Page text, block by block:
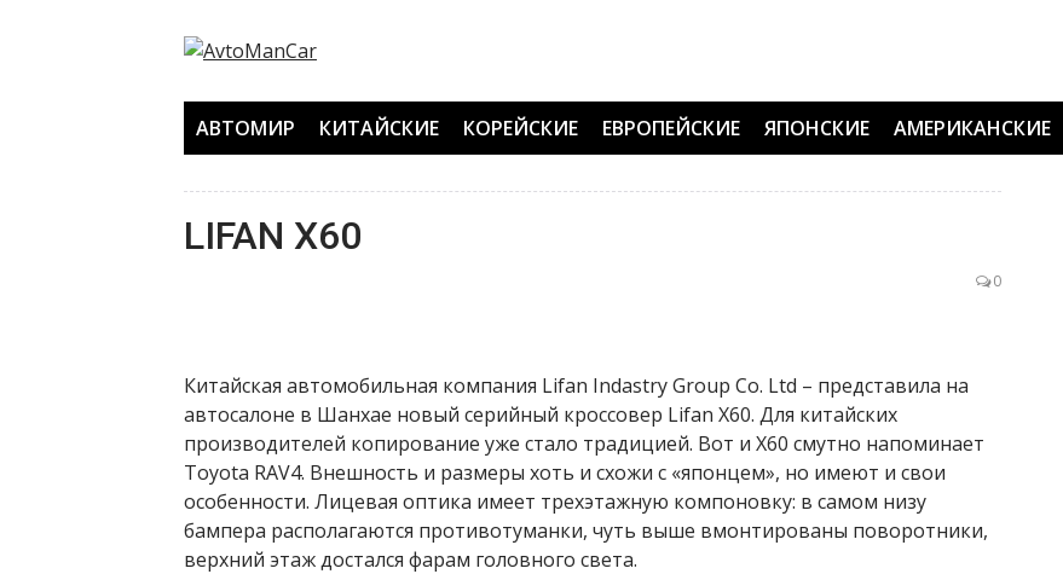
АВТОМИР КИТАЙСКИЕ КОРЕЙСКИЕ ЕВРОПЕЙСКИЕ ЯПОНСКИЕ АМЕРИКАНСКИЕ
LIFAN X60
0
Китайская автомобильная компания Lifan Indastry Group Co. Ltd – представила на
автосалоне в Шанхае новый серийный кроссовер Lifan X60. Для китайских
производителей копирование уже стало традицией. Вот и X60 смутно напоминает
Toyota RAV4. Внешность и размеры хоть и схожи с «японцем», но имеют и свои
особенности. Лицевая оптика имеет трехэтажную компоновку: в самом низу
бампера располагаются противотуманки, чуть выше вмонтированы поворотники,
верхний этаж достался фарам головного света.